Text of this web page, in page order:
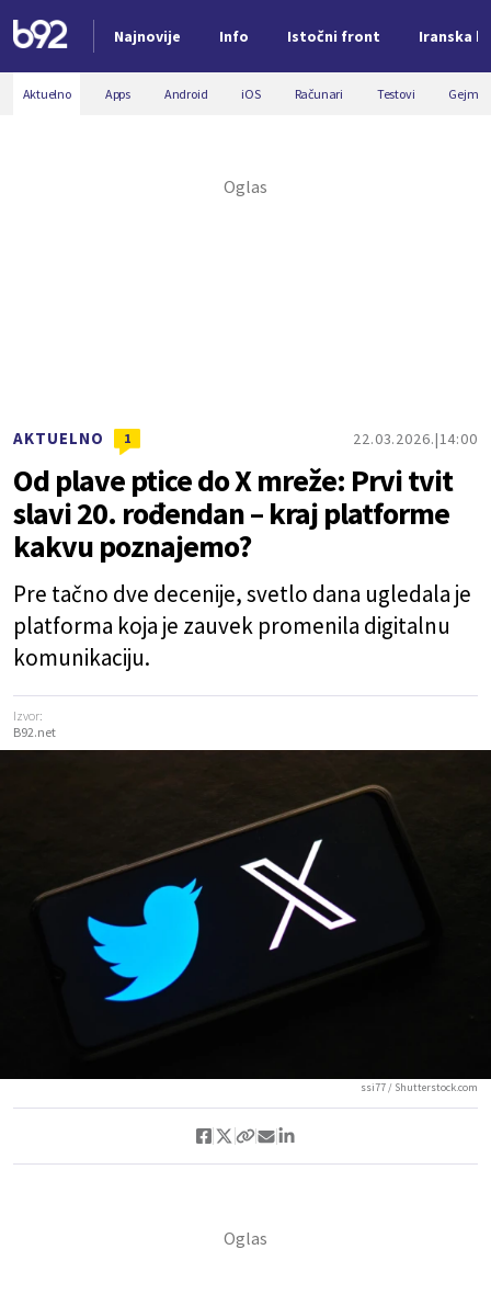
Najnovije Info Istočni front Iranska
Nova vest
Aktuelno Apps Android iOS Računari Testovi
AKTUELNO 1 22.03.2026. 14:00
Od plave ptice do X mreže: Prvi tvit
slavi 20. rođendan – kraj platforme
kakvu poznajemo?
Pre tačno dve decenije, svetlo dana ugledala je
platforma koja je zauvek promenila digitalnu
komunikaciju.
Izvor:
B92.net
ssi77 / Shutterstock.com